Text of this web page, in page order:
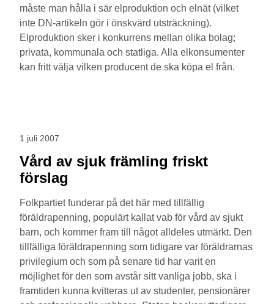
måste man hålla i sär elproduktion och elnät (vilket
inte DN-artikeln gör i önskvärd utsträckning).
Elproduktion sker i konkurrens mellan olika bolag;
privata, kommunala och statliga. Alla elkonsumenter
kan fritt välja vilken producent de ska köpa el från.
1 juli 2007
Vård av sjuk främling friskt
förslag
Folkpartiet funderar på det här med tillfällig
föräldrapenning, populärt kallat vab för vård av sjukt
barn, och kommer fram till något alldeles utmärkt. Den
tillfälliga föräldrapenning som tidigare var föräldrarnas
privilegium och som på senare tid har varit en
möjlighet för den som avstår sitt vanliga jobb, ska i
framtiden kunna kvitteras ut av studenter, pensionärer